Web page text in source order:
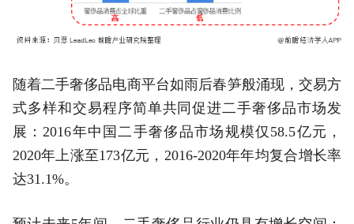
随着二手奢侈品电商平台如雨后春笋般涌现，交易方
式多样和交易程序简单共同促进二手奢侈品市场发
展：2016年中国二手奢侈品市场规模仅58.5亿元，
2020年上涨至173亿元，2016-2020年年均复合增长率
达31.1%。